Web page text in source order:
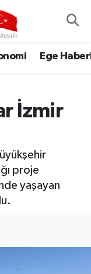
Ege
İzmir
proje
yaşayan